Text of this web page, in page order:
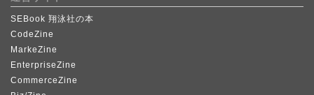
SEBook 翔泳社の本
CodeZine
MarkeZine
EnterpriseZine
CommerceZine